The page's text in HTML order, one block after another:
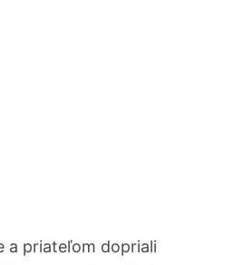
a priateľom dopriali